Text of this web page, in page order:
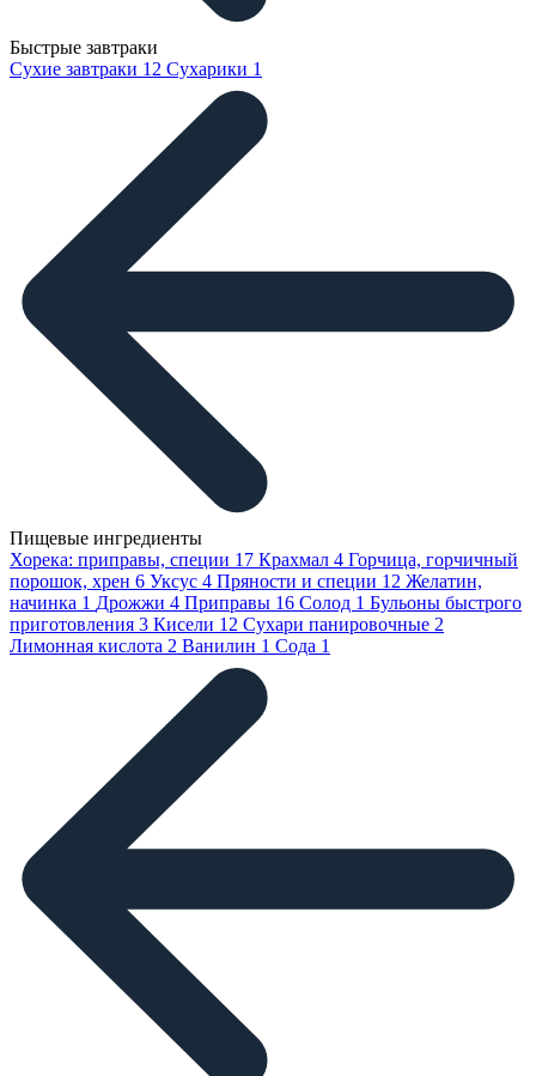
Быстрые завтраки
Сухие завтраки 12 Сухарики 1
Пищевые ингредиенты
Хорека: приправы, специи 17 Крахмал 4 Горчица, горчичный
порошок, хрен 6 Уксус 4 Пряности и специи 12 Желатин,
начинка 1 Дрожжи 4 Приправы 16 Солод 1 Бульоны быстрого
приготовления 3 Кисели 12 Сухари панировочные 2
Лимонная кислота 2 Ванилин 1 Сода 1